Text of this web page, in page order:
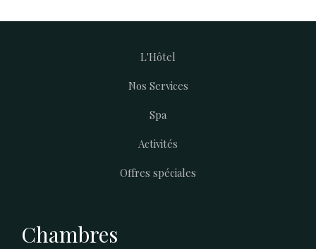
L'Hôtel
Nos Services
Spa
Activités
Offres spéciales
Chambres